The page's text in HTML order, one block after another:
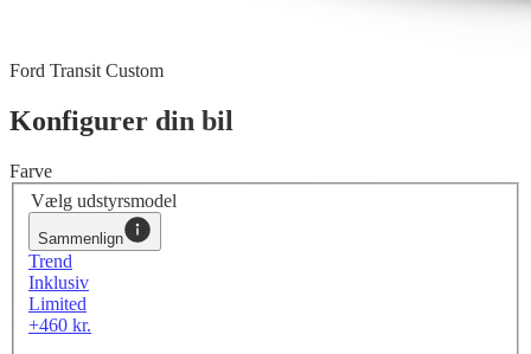
Ford Transit Custom
Konfigurer din bil
Farve
Vælg udstyrsmodel
Sammenlign
Trend
Inklusiv
Limited
+460 kr.